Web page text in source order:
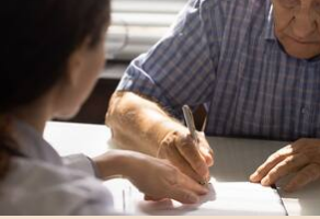
abre en nueva pestaña
México